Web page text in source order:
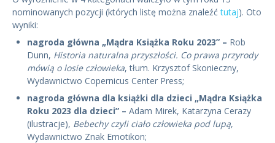
nominowanych pozycji (których listę można znaleźćtutaj). Oto
wyniki:
nagroda główna „Mądra Książka Roku 2023” – Rob
Dunn, Historia naturalna przyszłości. Co prawa przyrody
mówią o losie człowieka, tłum. Krzysztof Skonieczny,
Wydawnictwo Copernicus Center Press;
nagroda główna dla książki dla dzieci „Mądra Książka
Roku 2023 dla dzieci” – Adam Mirek, Katarzyna Cerazy
(ilustracje), Bebechy czyli ciało człowieka pod lupą,
Wydawnictwo Znak Emotikon;